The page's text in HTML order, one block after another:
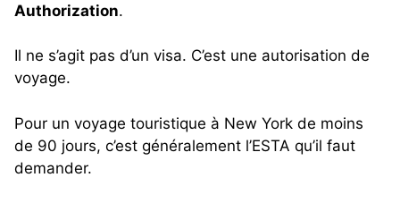
Authorization.
Il ne s’agit pas d’un visa. C’est une autorisation de
voyage.
Pour un voyage touristique à New York de moins
de 90 jours, c’est généralement l’ESTA qu’il faut
demander.